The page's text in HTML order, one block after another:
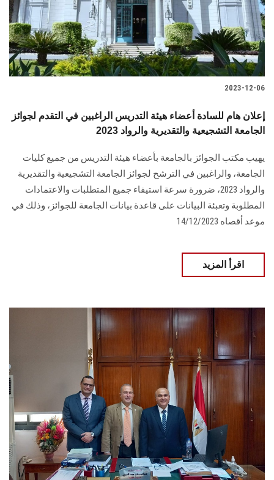
2023-12-06
إعلان هام للسادة أعضاء هيئة التدريس الراغبين في التقدم لجوائز
الجامعة التشجيعية والتقديرية والرواد 2023
يهيب مكتب الجوائز بالجامعة بأعضاء هيئة التدريس من جميع كليات
الجامعة، والراغبين في الترشح لجوائز الجامعة التشجيعية والتقديرية
والرواد 2023، ضرورة سرعة استيفاء جميع المتطلبات والاعتمادات
المطلوبة وتعبئة البيانات على قاعدة بيانات الجامعة للجوائز، وذلك في
موعد أقصاه 14/12/2023
اقرأ المزيد